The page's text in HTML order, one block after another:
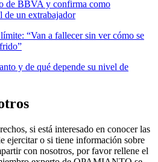
de BBVA y confirma como
de un extrabajador
“Van a fallecer sin ver cómo se
y de qué depende su nivel de
si está interesado en conocer las
ejercitar o si tiene información sobre
con nosotros, por favor rellene el